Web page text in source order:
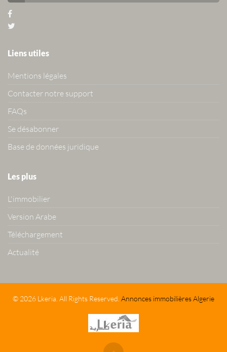
Liens utiles
Mentions légales
Contacter notre support
FAQs
Se désabonner
Base de données juridique
Les plus
L'immobilier
Version Arabe
Téléchargement
Actualité
© 2026 Lkeria. All Rights Reserved. Annonces immobilières Algerie